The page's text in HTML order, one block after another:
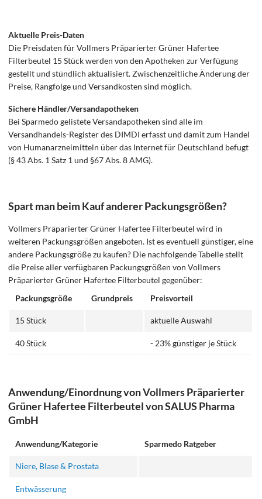
Aktuelle Preis-Daten
Die Preisdaten für Vollmers Präparierter Grüner Hafertee
Filterbeutel 15 Stück werden von den Apotheken zur Verfügung
gestellt und stündlich aktualisiert. Zwischenzeitliche Änderung der
Preise, Rangfolge und Versandkosten sind möglich.
Sichere Händler/Versandapotheken
Bei Sparmedo gelistete Versandapotheken sind alle im
Versandhandels-Register des DIMDI erfasst und damit zum Handel
von Humanarzneimitteln über das Internet für Deutschland befugt
(§ 43 Abs. 1 Satz 1 und §67 Abs. 8 AMG).
Spart man beim Kauf anderer Packungsgrößen?
Vollmers Präparierter Grüner Hafertee Filterbeutel wird in
weiteren Packungsgrößen angeboten. Ist es eventuell günstiger, eine
andere Packungsgröße zu kaufen? Die nachfolgende Tabelle stellt
die Preise aller verfügbaren Packungsgrößen von Vollmers
Präparierter Grüner Hafertee Filterbeutel gegenüber:
Packungsgröße
Grundpreis Preisvorteil
15 Stück aktuelle Auswahl
40 Stück - 23% günstiger je Stück
Anwendung/Einordnung von Vollmers Präparierter
Grüner Hafertee Filterbeutel von SALUS Pharma
GmbH
Anwendung/Kategorie Sparmedo Ratgeber
Niere, Blase & Prostata
Entwässerung